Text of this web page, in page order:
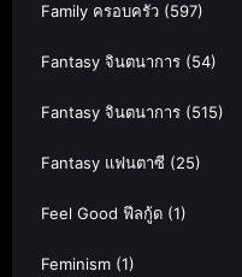
Family ครอบครัว (597)
Fantasy จินตนาการ (54)
Fantasy จินตนาการ (515)
Fantasy แฟนตาซี (25)
Feel Good ฟีลกู้ด (1)
Feminism (1)